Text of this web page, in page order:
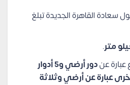
سعادة القاهرة الجديدة تبلغ
.
عن
دور أرضي و5 أدوار
عبارة عن أرضي وثلاثة